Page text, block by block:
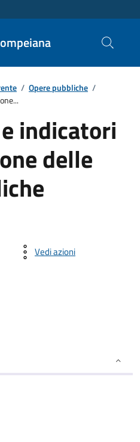
/ Opere pubbliche /
indicatori
delle
Vedi azioni